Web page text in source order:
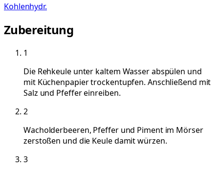
Kohlenhydr.
Zubereitung
1
Die Rehkeule unter kaltem Wasser abspülen und
mit Küchenpapier trockentupfen. Anschließend mit
Salz und Pfeffer einreiben.
2
Wacholderbeeren, Pfeffer und Piment im Mörser
zerstoßen und die Keule damit würzen.
3